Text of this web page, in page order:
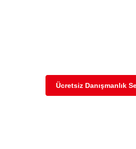
Ücretsiz Danışmanlık